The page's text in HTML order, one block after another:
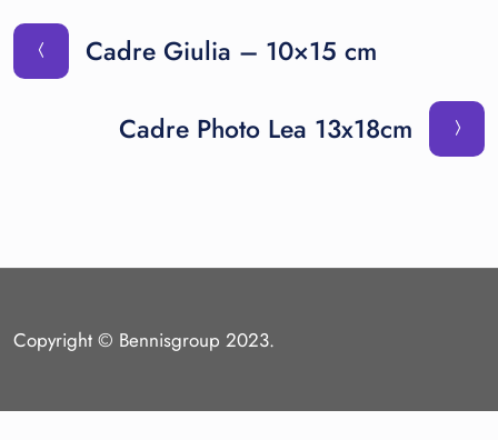
Cadre Giulia – 10×15 cm
Cadre Photo Lea 13x18cm
Copyright © Bennisgroup 2023.